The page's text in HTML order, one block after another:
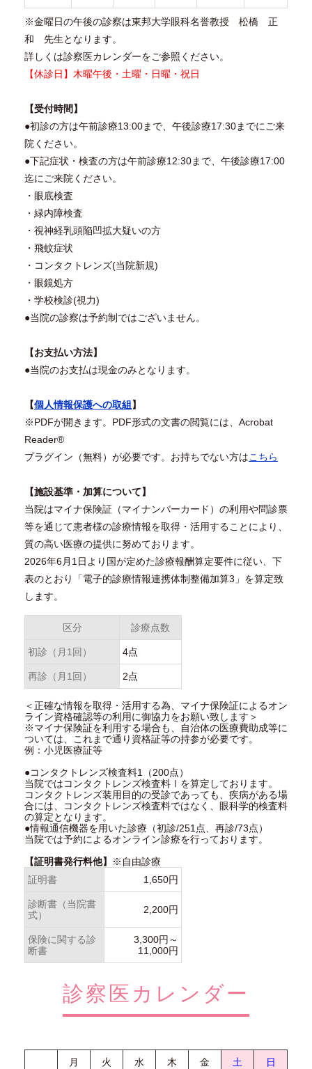
※金曜日の午後の診察は東邦大学眼科名誉教授 松橋 正
和 先生となります。
詳しくは診察医カレンダーをご参照ください。
【休診日】木曜午後・土曜・日曜・祝日
【受付時間】
●初診の方は午前診療13:00まで、午後診療17:30までにご来
院ください。
●下記症状・検査の方は午前診療12:30まで、午後診療17:00
迄にご来院ください。
・眼底検査
・緑内障検査
・視神経乳頭陥凹拡大疑いの方
・飛蚊症状
・コンタクトレンズ(当院新規)
・眼鏡処方
・学校検診(視力)
●当院の診察は予約制ではございません。
【お支払い方法】
●当院のお支払は現金のみとなります。
【個人情報保護への取組 】
※PDFが開きます。PDF形式の文書の閲覧には、Acrobat
Reader®
プラグイン（無料）が必要です。お持ちでない方はこちら
【施設基準・加算について】
当院はマイナ保険証（マイナンバーカード）の利用や問診票
等を通じて患者様の診療情報を取得・活用することにより、
質の高い医療の提供に努めております。
2026年6月1日より国が定めた診療報酬算定要件に従い、下
表のとおり「電子的診療情報連携体制整備加算3」を算定致
します。
区分 診療点数
初診（月1回） 4点
再診（月1回） 2点
＜正確な情報を取得・活用する為、マイナ保険証によるオン
ライン資格確認等の利用に御協力をお願い致します＞
※マイナ保険証を利用する場合も、自治体の医療費助成等に
ついては、これまで通り資格証等の持参が必要です。
例：小児医療証等
●コンタクトレンズ検査料1（200点）
当院ではコンタクトレンズ検査料Ⅰを算定しております。
コンタクトレンズ装用目的の受診であっても、疾病がある場
合には、コンタクトレンズ検査料ではなく、眼科学的検査料
の算定となります。
●情報通信機器を用いた診療（初診/251点、再診/73点）
当院では予約によるオンライン診療を行っております。
【証明書発行料他】
※自由診療
証明書
1,650円
診断書（当院書
式）
2,200円
保険に関する診
断書
3,300円～
11,000円
診察医カレンダー
月 火 水 木 金 土 日